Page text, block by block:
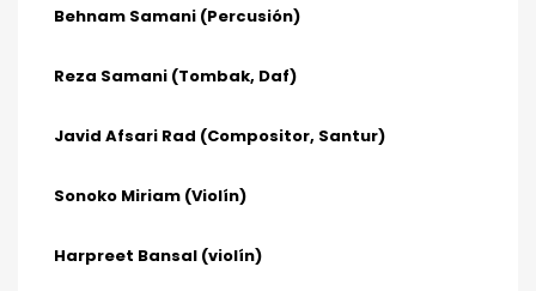
Behnam Samani (Percusión)
Reza Samani (Tombak, Daf)
Javid Afsari Rad (Compositor, Santur)
Sonoko Miriam (Violín)
Harpreet Bansal (violín)